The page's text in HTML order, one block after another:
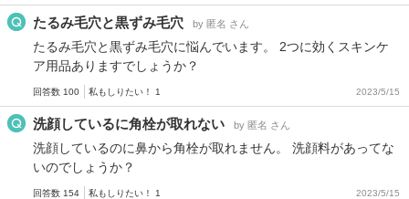
たるみ毛穴と黒ずみ毛穴 by 匿名 さん
たるみ毛穴と黒ずみ毛穴に悩んでいます。 2つに効くスキンケ
ア用品ありますでしょうか？
回答数 100 私もしりたい！ 1 2023/5/15
洗顔しているに角栓が取れない by 匿名 さん
洗顔しているのに鼻から角栓が取れません。 洗顔料があってな
いのでしょうか？
回答数 154 私もしりたい！ 1 2023/5/15